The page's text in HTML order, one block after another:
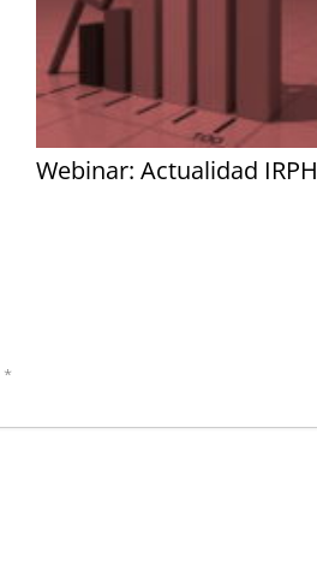
Webinar: Actualidad IRPH
*